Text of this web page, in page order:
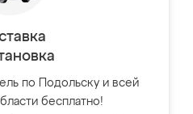
по Подольску и всей
бесплатно!